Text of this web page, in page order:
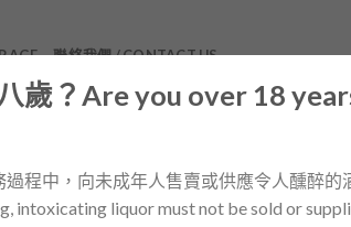
聯絡我們 / CONTACT US
甜酒 / DESSERT WINE / 紐西蘭 /
歲？Are you over 18
程中，向未成年人售賣或供應令人醺醉的
intoxicating liquor must not be sold or